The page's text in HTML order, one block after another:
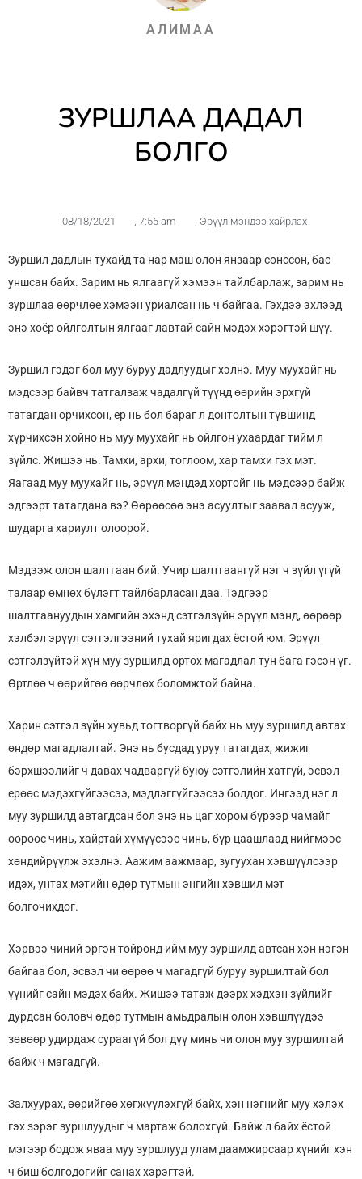
АЛИМАА
ЗУРШЛАА ДАДАЛ
БОЛГО
08/18/2021 , 7:56 am , Эрүүл мэндээ хайрлах
Зуршил дадлын тухайд та нар маш олон янзаар сонссон, бас
уншсан байх. Зарим нь ялгаагүй хэмээн тайлбарлаж, зарим нь
зуршлаа өөрчлөе хэмээн уриалсан нь ч байгаа. Гэхдээ эхлээд
энэ хоёр ойлголтын ялгааг лавтай сайн мэдэх хэрэгтэй шүү.
Зуршил гэдэг бол муу буруу дадлуудыг хэлнэ. Муу муухайг нь
мэдсээр байвч татгалзаж чадалгүй түүнд өөрийн эрхгүй
татагдан орчихсон, ер нь бол бараг л донтолтын түвшинд
хүрчихсэн хойно нь муу муухайг нь ойлгон ухаардаг тийм л
зүйлс. Жишээ нь: Тамхи, архи, тоглоом, хар тамхи гэх мэт.
Яагаад муу муухайг нь, эрүүл мэндэд хортойг нь мэдсээр байж
эдгээрт татагдана вэ? Өөрөөсөө энэ асуултыг заавал асууж,
шударга хариулт олоорой.
Мэдээж олон шалтгаан бий. Учир шалтгаангүй нэг ч зүйл үгүй
талаар өмнөх бүлэгт тайлбарласан даа. Тэдгээр
шалтгаануудын хамгийн эхэнд сэтгэлзүйн эрүүл мэнд, өөрөөр
хэлбэл эрүүл сэтгэлгээний тухай яригдах ёстой юм. Эрүүл
сэтгэлзүйтэй хүн муу зуршилд өртөх магадлал тун бага гэсэн үг.
Өртлөө ч өөрийгөө өөрчлөх боломжтой байна.
Харин сэтгэл зүйн хувьд тогтворгүй байх нь муу зуршилд автах
өндөр магадлалтай. Энэ нь бусдад уруу татагдах, жижиг
бэрхшээлийг ч давах чадваргүй буюу сэтгэлийн хатгүй, эсвэл
ерөөс мэдэхгүйгээсээ, мэдлэггүйгээсээ болдог. Ингээд нэг л
муу зуршилд автагдсан бол энэ нь цаг хором бүрээр чамайг
өөрөөс чинь, хайртай хүмүүсээс чинь, бүр цаашлаад нийгмээс
хөндийрүүлж эхэлнэ. Аажим аажмаар, зугуухан хэвшүүлсээр
идэх, унтах мэтийн өдөр тутмын энгийн хэвшил мэт
болгочихдог.
Хэрвээ чиний эргэн тойронд ийм муу зуршилд автсан хэн нэгэн
байгаа бол, эсвэл чи өөрөө ч магадгүй буруу зуршилтай бол
үүнийг сайн мэдэх байх. Жишээ татаж дээрх хэдхэн зүйлийг
дурдсан боловч өдөр тутмын амьдралын олон хэвшлүүдээ
зөвөөр удирдаж сураагүй бол дүү минь чи олон муу зуршилтай
байж ч магадгүй.
Залхуурах, өөрийгөө хөгжүүлэхгүй байх, хэн нэгнийг муу хэлэх
гэх зэрэг зуршлуудыг ч мартаж болохгүй. Байж л байх ёстой
мэтээр бодож яваа муу зуршлууд улам даамжирсаар хүнийг хэн
ч биш болгодогийг санах хэрэгтэй.